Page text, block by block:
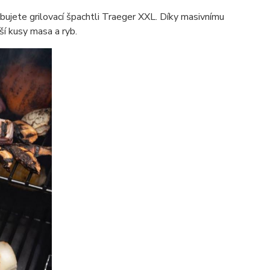
grilovací špachtli Traeger XXL. Díky masivnímu
kusy masa a ryb.